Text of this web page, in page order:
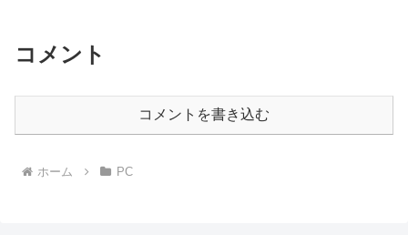
コメント
コメントを書き込む
ホーム PC